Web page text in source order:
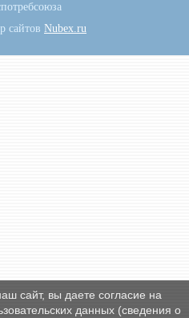
сайтов Nubex.ru
сайт, вы даете согласие на
данных (сведения о